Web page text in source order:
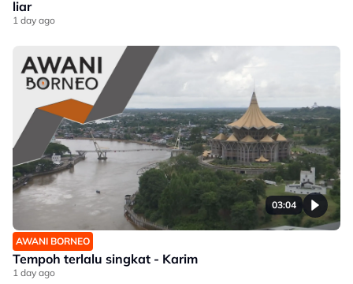
liar
1 day ago
03:04
AWANI BORNEO
Tempoh terlalu singkat - Karim
1 day ago